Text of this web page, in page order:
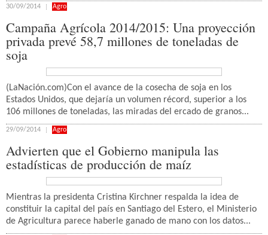
30/09/2014 Agro
Campaña Agrícola 2014/2015: Una proyección
privada prevé 58,7 millones de toneladas de
soja
(LaNación.com)Con el avance de la cosecha de soja en los
Estados Unidos, que dejaría un volumen récord, superior a los
106 millones de toneladas, las miradas del ercado de granos...
29/09/2014 Agro
Advierten que el Gobierno manipula las
estadísticas de producción de maíz
Mientras la presidenta Cristina Kirchner respalda la idea de
constituir la capital del país en Santiago del Estero, el Ministerio
de Agricultura parece haberle ganado de mano con los datos...